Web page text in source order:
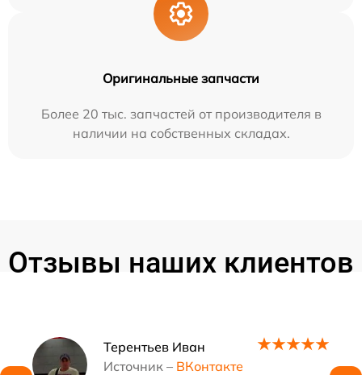
Оригинальные запчасти
Более 20 тыс. запчастей от производителя в
наличии на собственных складах.
Отзывы наших клиентов
Терентьев Иван
Источник – ВКонтакте
Наши мастера